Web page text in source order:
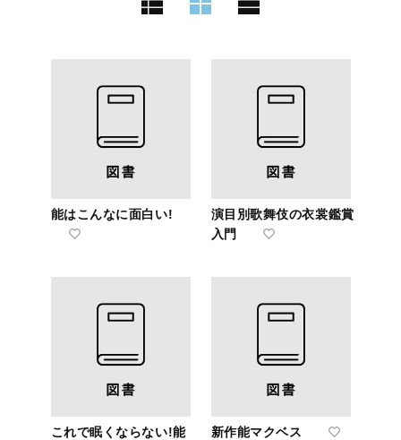
能はこんなに面白い!
演目別歌舞伎の衣裳鑑賞
入門
これで眠くならない!能
新作能マクベス